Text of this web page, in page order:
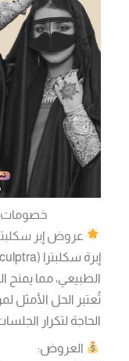
خصومات
عروض إبر
الطبيعي، مما يمنح
تُعتبر الحل الأمثل
الحاجة لتكرار
العروض: